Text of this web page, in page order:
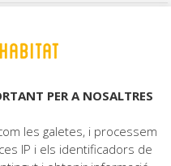
Tots els drets reservats.
Politica de cookies
PER A NOSALTRES
les galetes, i processem
IP i els identificadors de